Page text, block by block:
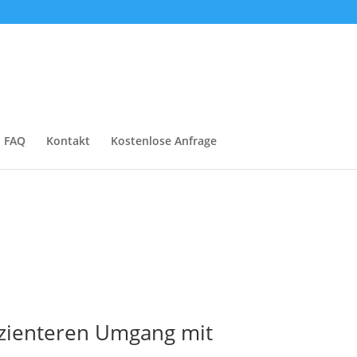
FAQ Kontakt Kostenlose Anfrage
Umgang mit